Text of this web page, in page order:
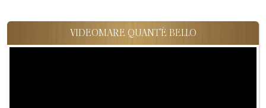
VIDEOMARE QUANT'È BELLO